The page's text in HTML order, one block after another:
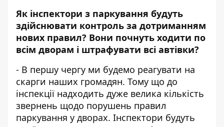
Як інспектори з паркування будуть
здійснювати контроль за дотриманням
нових правил? Вони почнуть ходити по
всім дворам і штрафувати всі автівки?
- В першу чергу ми будемо реагувати на
скарги наших громадян. Тому що до
інспекції надходить дуже велика кількість
звернень щодо порушень правил
паркування у дворах. Інспектори будуть